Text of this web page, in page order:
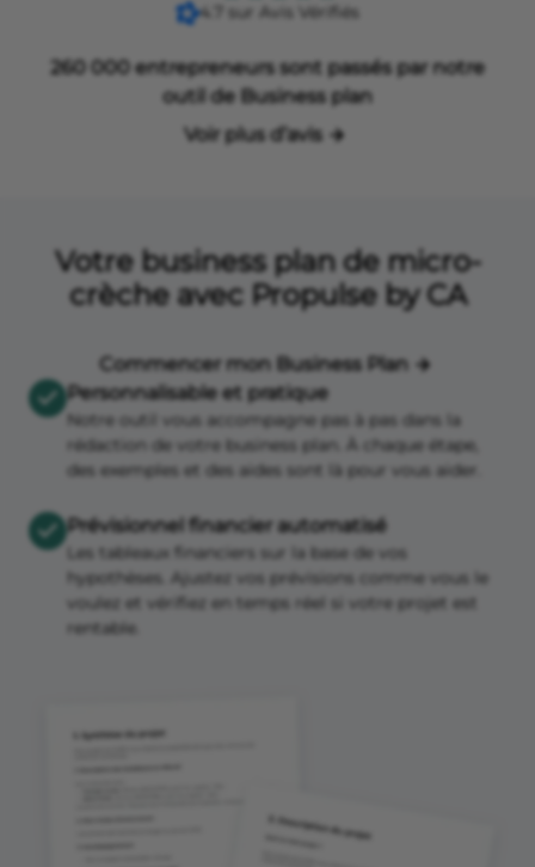
4.7 sur Avis Vérifiés
260 000 entrepreneurs sont passés par notre
outil de Business plan
Voir plus d’avis
Votre business plan de micro-
crèche avec Propulse by CA
Commencer mon Business Plan
Personnalisable et pratique
Notre outil vous accompagne pas à pas dans la
rédaction de votre business plan. À chaque étape,
des exemples et des aides sont là pour vous aider.
Prévisionnel financier automatisé
Les tableaux financiers sur la base de vos
hypothèses. Ajustez vos prévisions comme vous le
voulez et vérifiez en temps réel si votre projet est
rentable.